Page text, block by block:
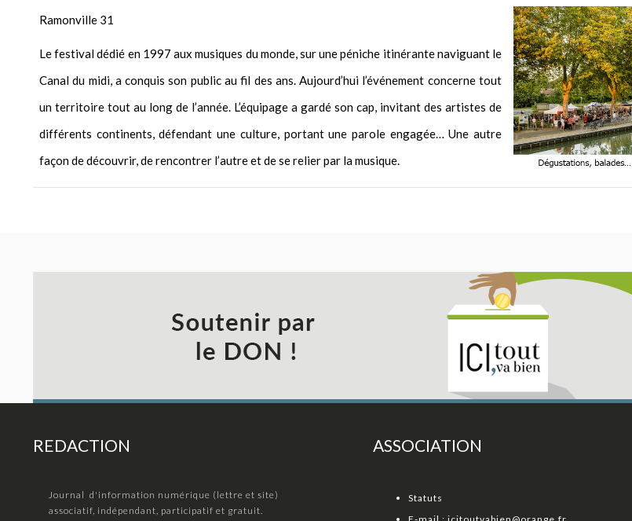
Ramonville 31
Le festival dédié en 1997 aux musiques du monde, sur une péniche itinérante naviguant le
Canal du midi, a conquis son public au fil des ans. Aujourd’hui l’événement concerne tout
un territoire tout au long de l’année. L’équipage a gardé son cap, invitant des artistes de
différents continents, défendant une culture, portant une parole engagée… Une autre
façon de découvrir, de rencontrer l’autre et de se relier par la musique.
REDACTION
Journal d'information numérique (lettre et site)
associatif, indépendant, participatif et gratuit.
ASSOCIATION
Statuts